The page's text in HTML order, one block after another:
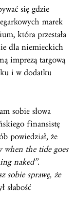
się gdzie
marek
która przestała
dla niemieckich
imprezą targową
i w dodatku
sobie słowa
finansistę
powiedział, że
when the tide goes
naked”.
sobie sprawę, że
słabość